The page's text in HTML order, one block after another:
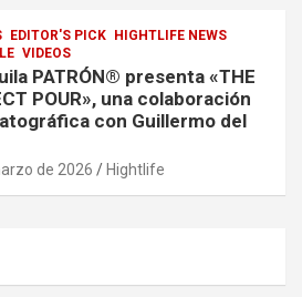
EDITOR'S PICK HIGHTLIFE NEWS
VIDEOS
PATRÓN® presenta «THE
POUR», una colaboración
con Guillermo del
de 2026 Hightlife